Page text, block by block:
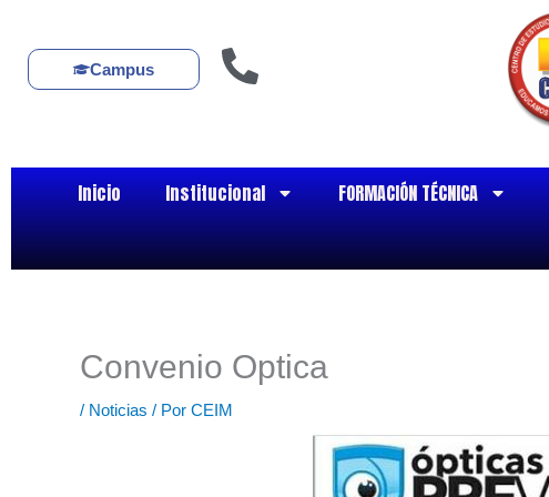
contenido
Campus
Inicio Institucional FORMACIÓN TÉCNICA
Convenio Optica
/ Noticias / Por CEIM